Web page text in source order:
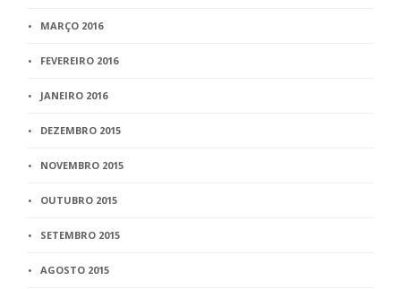
MARÇO 2016
FEVEREIRO 2016
JANEIRO 2016
DEZEMBRO 2015
NOVEMBRO 2015
OUTUBRO 2015
SETEMBRO 2015
AGOSTO 2015